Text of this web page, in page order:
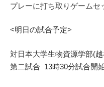
プレーに打ち取りゲームセ
<明日の試合予定>
対日本大学生物資源学部(
第二試合 13時30分試合開